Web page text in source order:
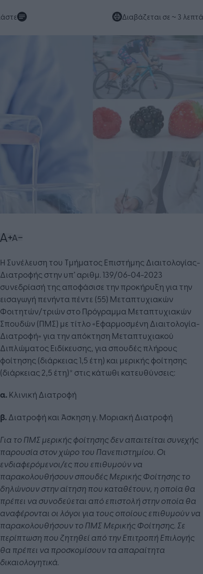
Διαβάζεται σε ~ 3 λεπτά
Η Συνέλευση του Τμήματος Επιστήμης Διαιτολογίας-
Διατροφής στην υπ’ αριθμ. 139/06-04-2023
συνεδρίασή της αποφάσισε την προκήρυξη για την
εισαγωγή πενήντα πέντε (55) Μεταπτυχιακών
Φοιτητών/τριών στο Πρόγραμμα Μεταπτυχιακών
Σπουδών (ΠΜΣ) με τίτλο «Εφαρμοσμένη Διαιτολογία-
Διατροφή» για την απόκτηση Μεταπτυχιακού
Διπλώματος Ειδίκευσης, για σπουδές πλήρους
φοίτησης (διάρκειας 1,5 έτη) και μερικής φοίτησης
(διάρκειας 2,5 έτη)* στις κάτωθι κατευθύνσεις:
α.Κλινική Διατροφή
β.Διατροφή και Άσκηση γ. Μοριακή Διατροφή
Για τοΠΜΣμερικήςφοίτησηςδεναπαιτείται συνεχής
παρουσία στον χώροτου Πανεπιστημίου. Οι
ενδιαφερόμενοι/ες που επιθυμούν να
παρακολουθήσουν σπουδές Μερικής Φοίτησης το
δηλώνουν στηναίτηση που καταθέτουν, η οποία θα
πρέπει να συνοδεύεται απόεπιστολή στηνοποία θα
αναφέρονται οι λόγοι για τουςοποίουςεπιθυμούννα
παρακολουθήσουντοΠΜΣΜερικήςΦοίτησης. Σε
περίπτωση που ζητηθεί απότηνΕπιτροπή Επιλογής
θα πρέπει να προσκομίσουντα απαραίτητα
δικαιολογητικά.